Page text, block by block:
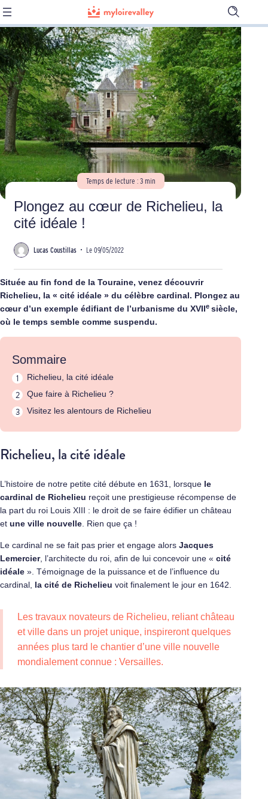
Ouvrir
la
barre
de
Temps de lecture : 3 min
Plongez au cœur de Richelieu, la
cité idéale !
Lucas Coustillas • Le 09/05/2022
Située au fin fond de la Touraine, venez découvrir
Richelieu, la « cité idéale » du célèbre cardinal. Plongez au
cœur d’un exemple édifiant de l’urbanisme du XVIIe siècle,
où le temps semble comme suspendu.
Sommaire
Richelieu, la cité idéale
Que faire à Richelieu ?
Visitez les alentours de Richelieu
Richelieu, la cité idéale
L’histoire de notre petite cité débute en 1631, lorsque le
cardinal de Richelieu reçoit une prestigieuse récompense de
la part du roi Louis XIII : le droit de se faire édifier un château
et une ville nouvelle . Rien que ça !
Le cardinal ne se fait pas prier et engage alors Jacques
Lemercier, l’architecte du roi, afin de lui concevoir une « cité
idéale ». Témoignage de la puissance et de l’influence du
cardinal, la cité de Richelieu voit finalement le jour en 1642.
Les travaux novateurs de Richelieu, reliant château
et ville dans un projet unique, inspireront quelques
années plus tard le chantier d’une ville nouvelle
mondialement connue : Versailles.